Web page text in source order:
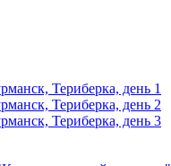
Териберка, день 1
Териберка, день 2
Териберка, день 3